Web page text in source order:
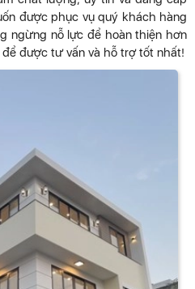
được phục vụ quý khách hàng
ngừng nỗ lực để hoàn thiện hơn
được tư vấn và hỗ trợ tốt nhất!